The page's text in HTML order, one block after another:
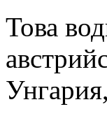
Това